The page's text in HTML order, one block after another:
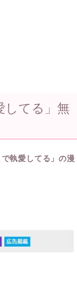
してる」無
執愛してる」の漫